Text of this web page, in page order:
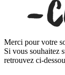
Merci pour votre
Si vous souhaitez
retrouvez ci-